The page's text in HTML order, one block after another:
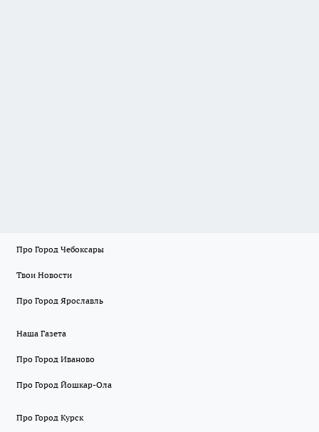
Про Город Чебоксары
Твои Новости
Про Город Ярославль
Наша Газета
Про Город Иваново
Про Город Йошкар-Ола
Про Город Курск